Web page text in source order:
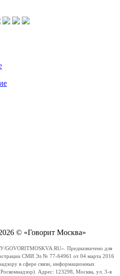
© «Говорит Москва»
Предназначено для
СМИ Эл № 77-64961 от 04 марта 2016
в сфере связи, информационных
Адрес: 123298, Москва, ул. 3-я